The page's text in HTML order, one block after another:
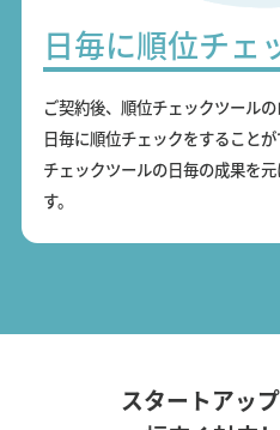
日毎に順位チェ
ご契約後、順位チェックツールの
日毎に順位チェックをすることが
チェックツールの日毎の成果を
す。
スタートアッ